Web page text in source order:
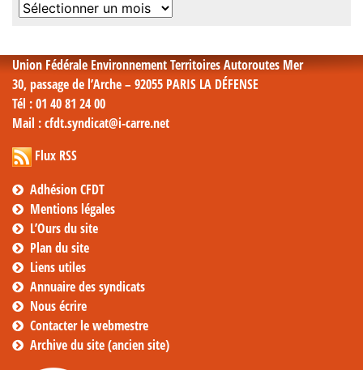
Archives
Union Fédérale Environnement Territoires Autoroutes Mer
30, passage de l’Arche – 92055 PARIS LA DÉFENSE
Tél : 01 40 81 24 00
Mail : cfdt.syndicat@i-carre.net
Flux RSS
Adhésion CFDT
Mentions légales
L’Ours du site
Plan du site
Liens utiles
Annuaire des syndicats
Nous écrire
Contacter le webmestre
Archive du site (ancien site)